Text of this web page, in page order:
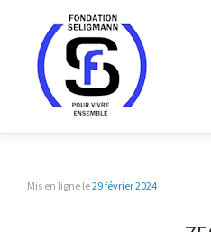
Mis en ligne le29 février 2024